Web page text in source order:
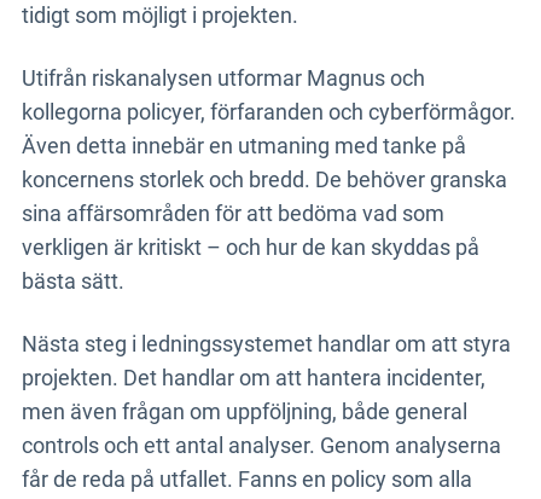
tidigt som möjligt i projekten.
Utifrån riskanalysen utformar Magnus och
kollegorna policyer, förfaranden och cyberförmågor.
Även detta innebär en utmaning med tanke på
koncernens storlek och bredd. De behöver granska
sina affärsområden för att bedöma vad som
verkligen är kritiskt – och hur de kan skyddas på
bästa sätt.
Nästa steg i ledningssystemet handlar om att styra
projekten. Det handlar om att hantera incidenter,
men även frågan om uppföljning, både general
controls och ett antal analyser. Genom analyserna
får de reda på utfallet. Fanns en policy som alla